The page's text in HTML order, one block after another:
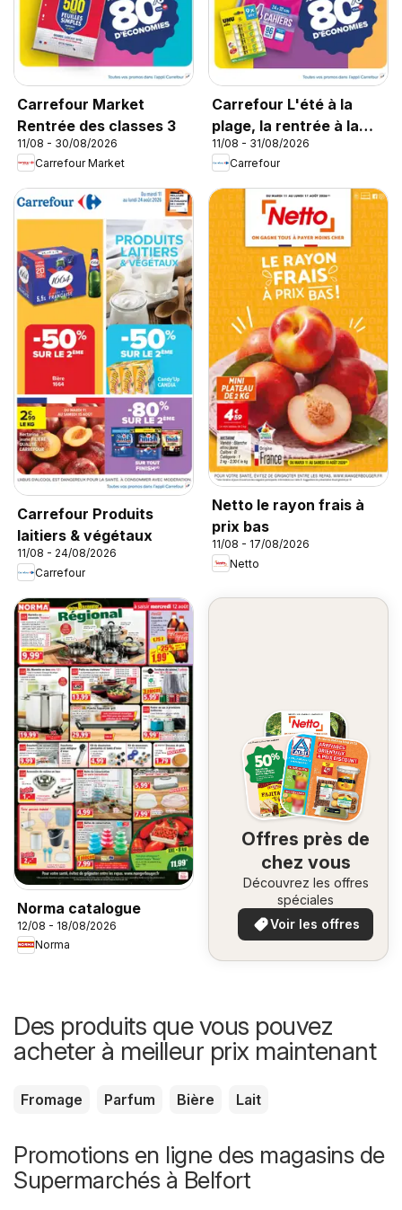
Carrefour Market
Rentrée des classes 3
11/08 - 30/08/2026
Carrefour Market
Carrefour L'été à la
plage, la rentrée à la
page
11/08 - 31/08/2026
Carrefour
Carrefour Produits
laitiers & végétaux
11/08 - 24/08/2026
Carrefour
Netto le rayon frais à
prix bas
11/08 - 17/08/2026
Netto
Norma catalogue
12/08 - 18/08/2026
Norma
Offres près de
chez vous
Découvrez les offres
spéciales
Voir les offres
Des produits que vous pouvez
acheter à meilleur prix maintenant
Fromage Parfum Bière Lait
Promotions en ligne des magasins de
Supermarchés à Belfort